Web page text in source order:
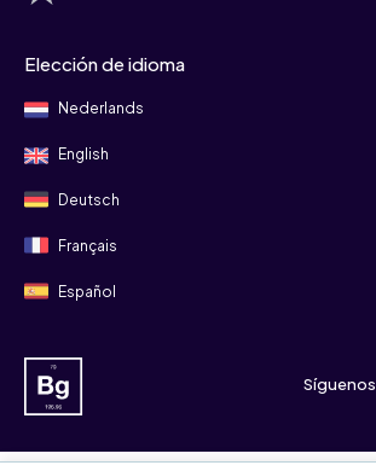
Elección de idioma
Nederlands
English
Deutsch
Français
Español
Síguenos